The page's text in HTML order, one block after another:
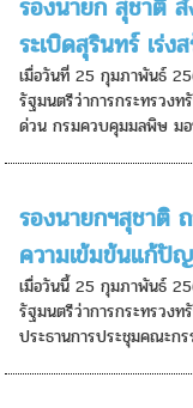
รองนายก สุชาติ สั่
ระเบิดสุรินทร์ เร่ง
เมื่อวันที่ 25 กุมภาพันธ์
รัฐมนตรีว่าการกระทรวงท
ด่วน กรมควบคุมมลพิษ ม
รองนายกฯสุชาติ
ความเข้มข้นแก้ปั
เมื่อวันนี้ 25 กุมภาพันธ์
รัฐมนตรีว่าการกระทรวง
ประธานการประชุมคณะก